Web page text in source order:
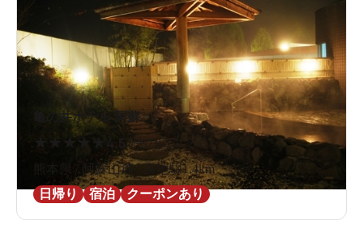
亀の井ホテル 阿蘇
2件の口コミ
熊本県 / 阿蘇山麓 / 宮地駅1.4km
日帰り
宿泊 クーポンあり